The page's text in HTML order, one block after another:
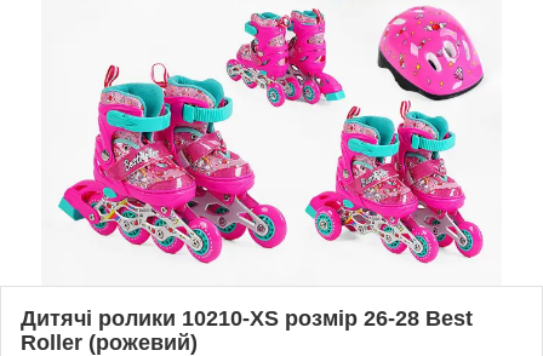
Дитячі ролики 10210-XS розмір 26-28 Best
Roller (рожевий)